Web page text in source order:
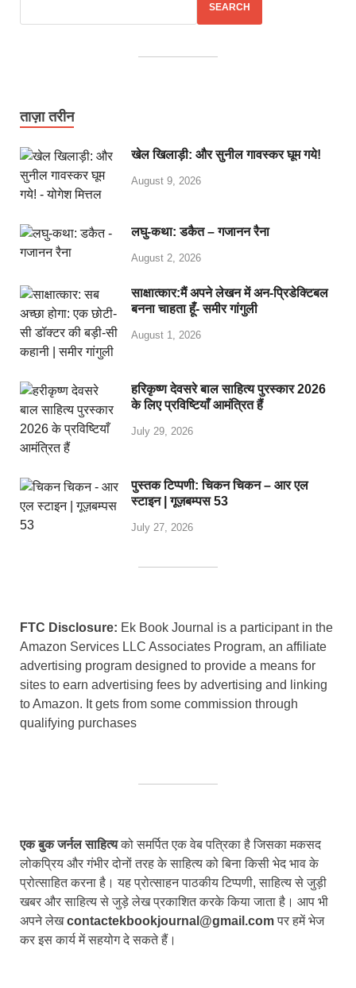
SEARCH
ताज़ा तरीन
खेल खिलाड़ी: और सुनील गावस्कर घूम गये!
August 9, 2026
लघु-कथा: डकैत – गजानन रैना
August 2, 2026
साक्षात्कार:मैं अपने लेखन में अन-प्रिडेक्टिबल
बनना चाहता हूँ- समीर गांगुली
August 1, 2026
हरिकृष्ण देवसरे बाल साहित्य पुरस्कार 2026
के लिए प्रविष्टियाँ आमंत्रित हैं
July 29, 2026
पुस्तक टिप्पणी: चिकन चिकन – आर एल
स्टाइन | गूज़बम्पस 53
July 27, 2026
FTC Disclosure: Ek Book Journal is a participant in the
Amazon Services LLC Associates Program, an affiliate
advertising program designed to provide a means for
sites to earn advertising fees by advertising and linking
to Amazon. It gets from some commission through
qualifying purchases
एक बुक जर्नल साहित्यको समर्पित एक वेब पत्रिका है जिसका मकसद
लोकप्रिय और गंभीर दोनों तरह के साहित्य को बिना किसी भेद भाव के
प्रोत्साहित करना है। यह प्रोत्साहन पाठकीय टिप्पणी, साहित्य से जुड़ी
खबर और साहित्य से जुड़े लेख प्रकाशित करके किया जाता है। आप भी
अपने लेखcontactekbookjournal@gmail.comपर हमें भेज
कर इस कार्य में सहयोग दे सकते हैं।